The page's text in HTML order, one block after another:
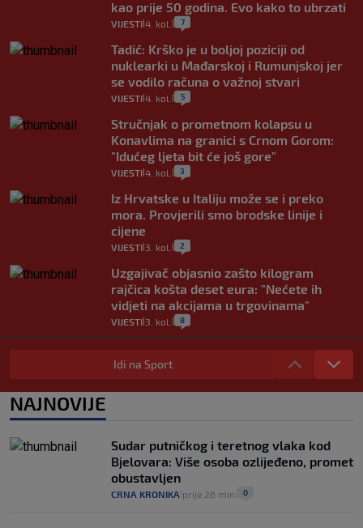
kao prije 50 godina. Evo kako to ubrzati
VIJESTI 4. kol. 7
Tadić: Krško je u boljoj poziciji od
nuklearki u Mađarskoj i Rumunjskoj jer
se vodilo računa o važnoj stvari
VIJESTI 4. kol. 5
Stručnjak o prometnom kolapsu u
Konavlima na granici s Crnom Gorom:
"Idućeg ljeta bit će još gore"
VIJESTI 4. kol. 3
Iz Hrvatske u Italiju može se i preko
mora. Provjerili smo brodske linije i
cijene
VIJESTI 3. kol. 2
Uzgajivač objasnio zašto kilogram
rajčica košta deset eura: "Nećete ih
vidjeti na akcijama u trgovinama"
VIJESTI 3. kol. 8
Selidba je jedno od stresnijih iskustava.
Evo aktualnih cijena i nekoliko savjeta
0
automobilom na Hvar iz Zagreba, a
koliko iz Osijeka
VIJESTI 14
Idi na Sport
NAJNOVIJE
Sudar putničkog i teretnog vlaka kod
Bjelovara: Više osoba ozlijeđeno, promet
obustavljen
CRNA KRONIKA prije 26 min 0